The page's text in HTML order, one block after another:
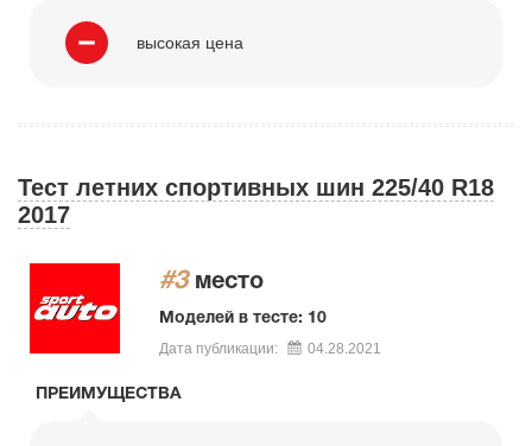
высокая цена
Тест летних спортивных шин 225/40 R18
2017
#3 место
Моделей в тесте: 10
Дата публикации: 04.28.2021
ПРЕИМУЩЕСТВА